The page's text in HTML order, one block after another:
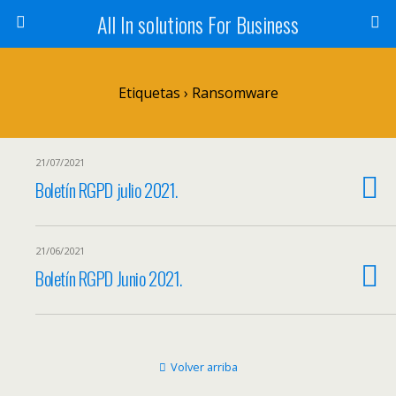
All In solutions For Business
Etiquetas › Ransomware
21/07/2021
Boletín RGPD julio 2021.
21/06/2021
Boletín RGPD Junio 2021.
Volver arriba